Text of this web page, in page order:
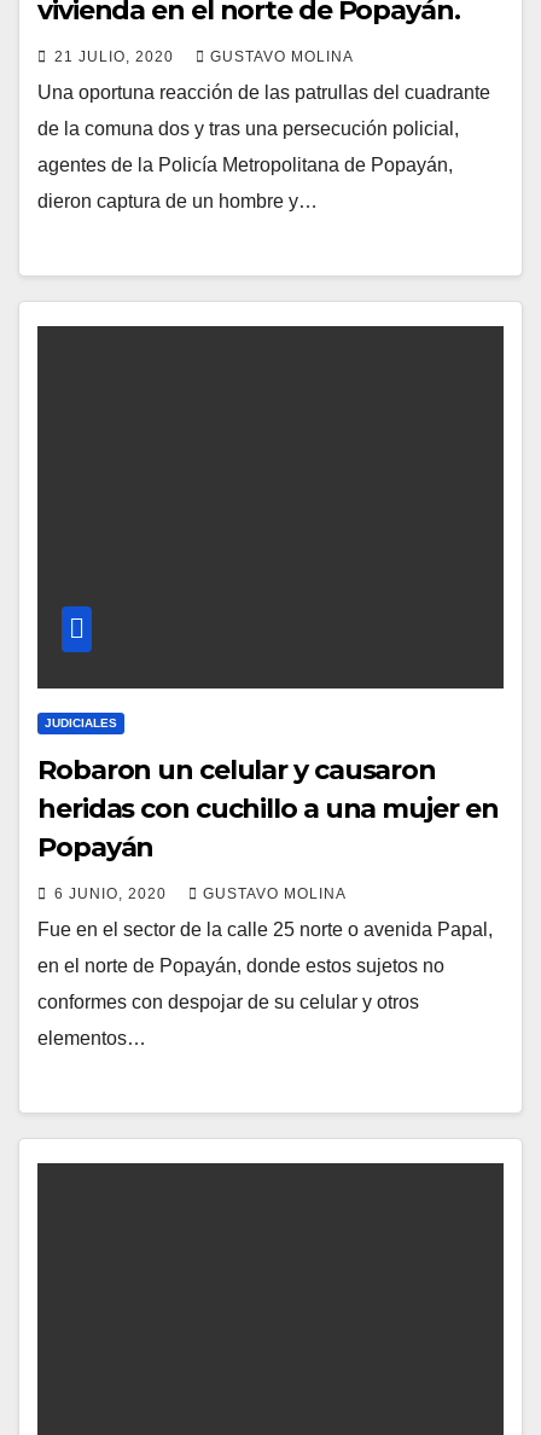
vivienda en el norte de Popayán.
21 JULIO, 2020 GUSTAVO MOLINA
Una oportuna reacción de las patrullas del cuadrante
de la comuna dos y tras una persecución policial,
agentes de la Policía Metropolitana de Popayán,
dieron captura de un hombre y…
JUDICIALES
Robaron un celular y causaron
heridas con cuchillo a una mujer en
Popayán
6 JUNIO, 2020 GUSTAVO MOLINA
Fue en el sector de la calle 25 norte o avenida Papal,
en el norte de Popayán, donde estos sujetos no
conformes con despojar de su celular y otros
elementos…